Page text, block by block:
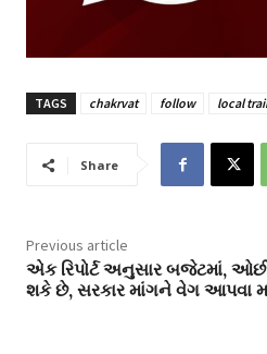
TAGS chakrvat follow local
Share
Previous article
એક રિપોર્ટ અનુસાર બજેટમાં,
શકે છે, સરકાર માંગને વેગ આપવા